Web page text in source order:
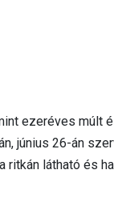
ezeréves múlt
június 26-án
látható és